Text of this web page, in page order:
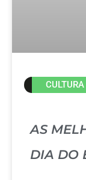
CULTURA
AS
DIA DO